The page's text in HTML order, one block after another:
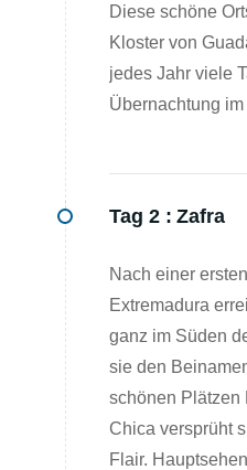
Diese schöne
Kloster von
jedes Jahr viele
Übernachtung
Tag 2 : Zafra
Nach einer
Extremadura
ganz im Süden
sie den
schönen Plätzen
Chica versprüht
Flair.